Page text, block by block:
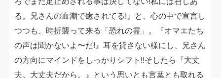
る。兄さんの血潮で癒されてる!』と、心の中で宣言し
つつも、時折襲って来る「恐れの霊」。『オマエたち
の声は聞かないよ〜だ!』耳を貸さない様にし、兄さん
の方向にマインドをしっかりシフト!!そしたら『大丈
夫。大丈夫だから。』という思いとも言葉とも取れる